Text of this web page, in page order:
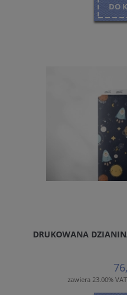
DO
DRUKOWANA
zawiera 23.00%